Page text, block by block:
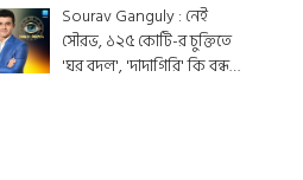
Sourav Ganguly : নেই
সৌরভ, ১২৫ কোটি-র চুক্তিতে
'ঘর বদল', 'দাদাগিরি' কি বন্ধ